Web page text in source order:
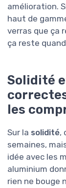
amélioration.
haut de
verras que ça
ça reste
Solidité
les
Sur la solidité,
semaines,
idée avec les
aluminium
rien ne bouge